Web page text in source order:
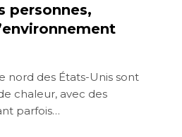
personnes,
nord des États-Unis sont
chaleur, avec des
parfois…